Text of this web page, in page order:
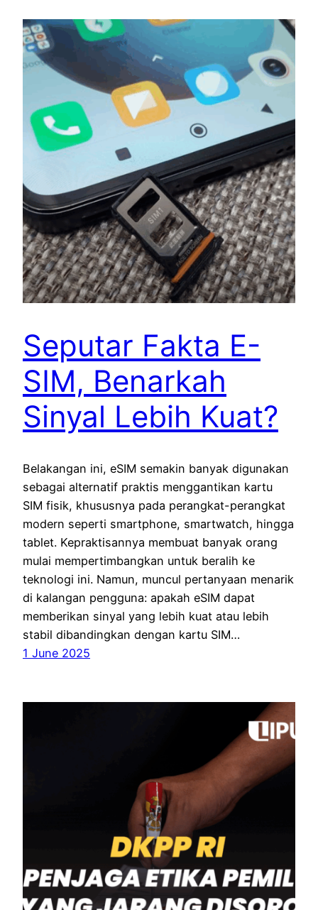
Seputar Fakta E-
SIM, Benarkah
Sinyal Lebih Kuat?
Belakangan ini, eSIM semakin banyak digunakan
sebagai alternatif praktis menggantikan kartu
SIM fisik, khususnya pada perangkat-perangkat
modern seperti smartphone, smartwatch, hingga
tablet. Kepraktisannya membuat banyak orang
mulai mempertimbangkan untuk beralih ke
teknologi ini. Namun, muncul pertanyaan menarik
di kalangan pengguna: apakah eSIM dapat
memberikan sinyal yang lebih kuat atau lebih
stabil dibandingkan dengan kartu SIM…
1 June 2025